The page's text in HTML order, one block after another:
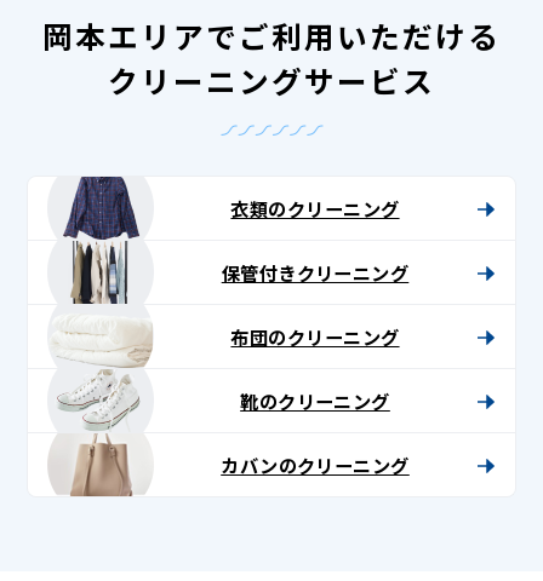
岡本エリアでご利用いただける
クリーニングサービス
衣類のクリーニング
保管付きクリーニング
布団のクリーニング
靴のクリーニング
カバンのクリーニング